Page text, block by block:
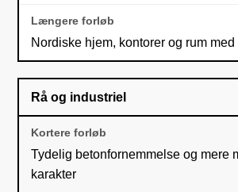
Nordiske hjem, kontorer og rum
Rå og industriel
Tydelig betonfornemmelse og mere
karakter